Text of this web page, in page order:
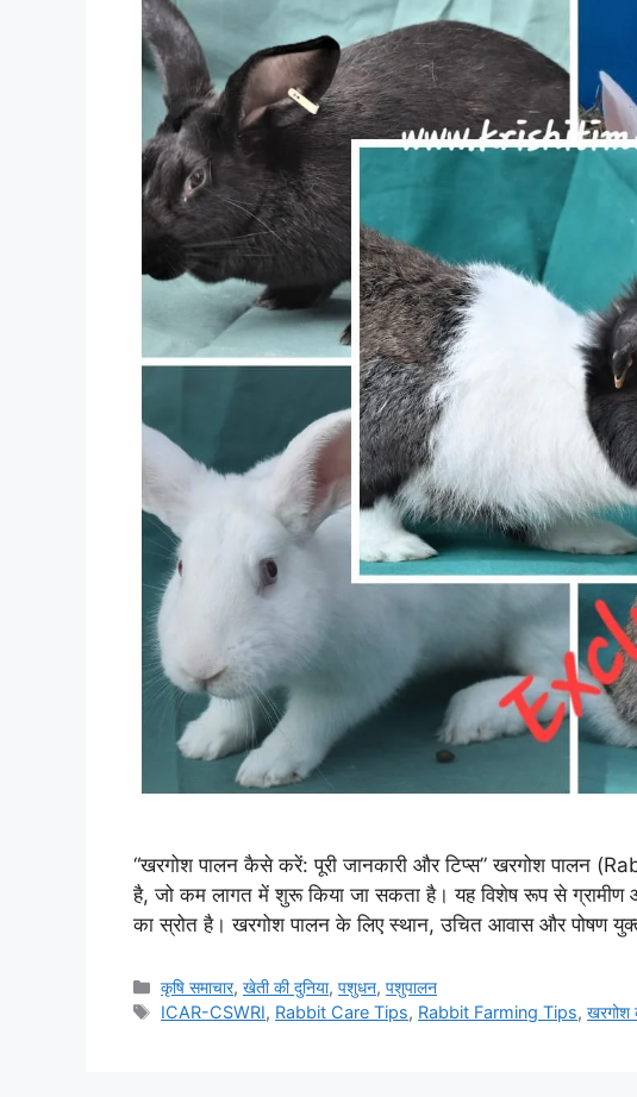
“खरगोश पालन कैसे करें: पूरी जानकारी और टिप्स” खरगोश पालन
है, जो कम लागत में शुरू किया जा सकता है। यह विशेष रूप से ग्रामीण
का स्रोत है। खरगोश पालन के लिए स्थान, उचित आवास और पोषण
कृषि समाचार,खेती की दुनिया,पशुधन,पशुपालन
ICAR-CSWRI, Rabbit Care Tips, Rabbit Farming Tips,खरगोश